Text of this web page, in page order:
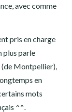
avec comme
pris en charge
plus parle
(de Montpellier),
en
mots
^^.